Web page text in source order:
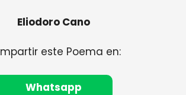
Eliodoro Cano
este Poema en:
Whatsapp